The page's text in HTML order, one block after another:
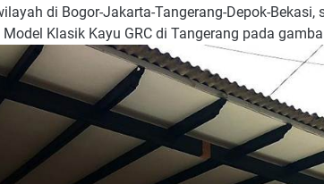
di Bogor-Jakarta-Tangerang-Depok-
Klasik Kayu GRC di Tangerang pada